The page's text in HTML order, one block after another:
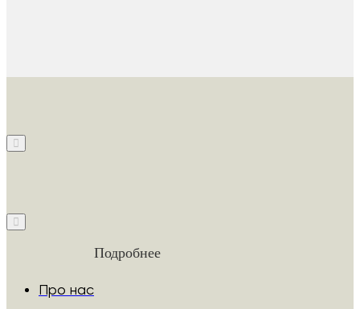
Подробнее
Про нас